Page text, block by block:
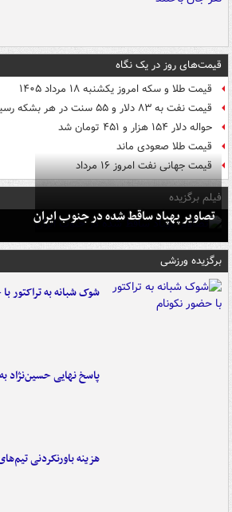
قیمت‌های روز در یک نگاه
قیمت طلا و سکه امروز یکشنبه ۱۸ مرداد ۱۴۰۵
قیمت نفت به ۸۳ دلار و ۵۵ سنت در هر بشکه رسید
حواله دلار ۱۵۴ هزار و ۴۵۱ تومان شد
قیمت طلا صعودی ماند
قیمت جهانی نفت امروز ۱۶ مرداد
فیلم برگزیده
تصاویر پهپاد ساقط شده در جنوب ایران
برگزیده ورزشی
شوک شبانه به تراکتور
پاسخ نهایی حسین‌نژاد
هزینه باورنکردنی